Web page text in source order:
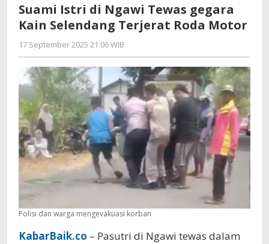
Ngawi
Tewas
gegara
Selendang
Terjerat
Roda
Motor
Suami Istri di Ngawi Tewas gegara
Kain Selendang Terjerat Roda Motor
17 September 2025 21:06 WIB
Imam
WD
Polisi dan warga mengevakuasi korban
KabarBaik.co – Pasutri di Ngawi tewas dalam